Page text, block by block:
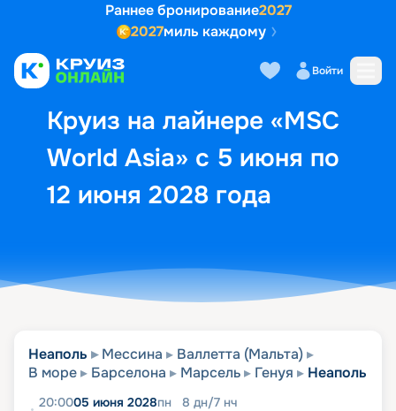
Раннее бронирование2027
2027миль каждому
Войти
Круиз на лайнере «MSC
World Asia» с 5 июня по
12 июня 2028 года
Выбор кают Маршрут и
Неаполь Мессина
Валлетта (Мальта)
В море
Барселона Марсель Генуя Неаполь
20:0005 июня 2028пн 8 дн/7 нч